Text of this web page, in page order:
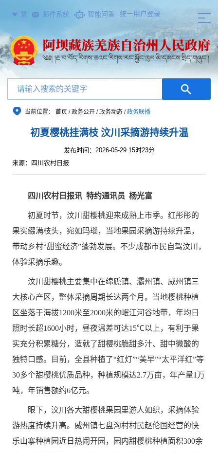
繁 邮件系统 智能问答 统一用户登录
当前位置： 首页 /政务公开 /政务动态 /政务联播
初夏樱桃挂满枝 汶川采摘游持续升温
发布时间：2026-05-29 15时23分
来源：四川农村日报
四川农村日报讯 特约通讯员 杨光富
初夏时节，汶川甜樱桃迎来成熟上市季。红彤彤的
果实缀满枝头，宛如玛瑙，当地果园采摘游持续升温，
带动乡村“甜蜜经济”蓬勃发展。不少成都市民自驾汶川，
体验采摘乐趣。
汶川甜樱桃主要集中在绵虒镇、灞州镇、威州镇三
大核心产区，整体采摘周期长达两个月。当地樱桃种植
区坐落于海拔1200米至2000米的岷江河谷地带，年均日
照时长超1600小时，昼夜温差可达15℃以上，有利于果
实充分积累糖分，造就了甜樱桃脆甜多汁、甜中微酸的
独特口感。目前，全县种植了“红灯”“美早”“太平洋红”等
30多个甜樱桃优质品种，种植规模达2.7万亩，年产量1 万
吨，年销售额约6亿元。
眼下，汶川各大甜樱桃果园里游人如织，采摘体验
游热度持续升高。威州镇七盘沟村村民赵伦国经营的快
乐山寨种植园近日热闹开园，园内甜樱桃种植面积300余